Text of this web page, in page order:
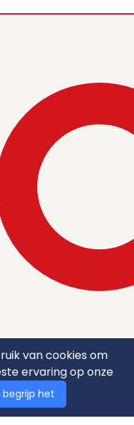
van cookies om
ervaring op onze
begrijp het